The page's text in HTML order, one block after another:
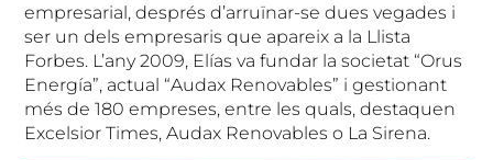
empresarial, després d’arruïnar-se dues vegades i
ser un dels empresaris que apareix a la Llista
Forbes. L’any 2009, Elías va fundar la societat “Orus
Energía”, actual “Audax Renovables” i gestionant
més de 180 empreses, entre les quals, destaquen
Excelsior Times, Audax Renovables o La Sirena.